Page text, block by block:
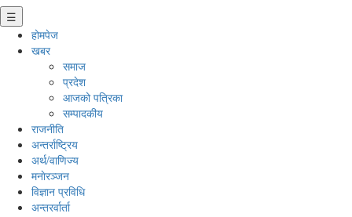
☰
होमपेज
खबर
समाज
प्रदेश
आजको पत्रिका
सम्पादकीय
राजनीति
अन्तर्राष्ट्रिय
अर्थ/वाणिज्य
मनाेरञ्जन
विज्ञान प्रविधि
अन्तरर्वार्ता